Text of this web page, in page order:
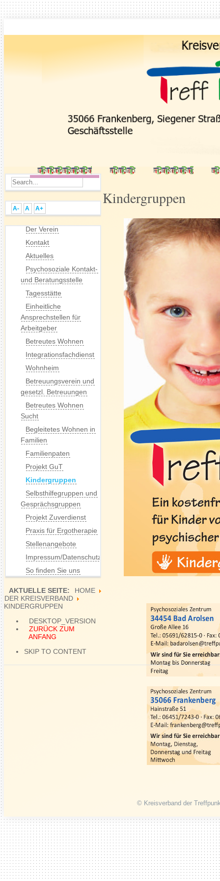
Der Kreisverband Korbach Frankenberg
Kindergruppen
A- A A+
Der Verein
Kontakt
Aktuelles
Psychosoziale Kontakt-
und Beratungsstelle
Tagesstätte
Einheitliche
Ansprechstellen für
Arbeitgeber
Betreutes Wohnen
Integrationsfachdienst
Wohnheim
Betreuungsverein und
gesetzl. Betreuungen
Betreutes Wohnen
Sucht
Begleitetes Wohnen in
Familien
Familienpaten
Projekt GuT
Kindergruppen
Selbsthilfegruppen und
Gesprächsgruppen
Projekt Zuverdienst
Praxis für Ergotherapie
Stellenangebote
Impressum/Datenschutz
So finden Sie uns
AKTUELLE SEITE:
HOME
DER KREISVERBAND
KINDERGRUPPEN
DESKTOP_VERSION
ZURÜCK ZUM
ANFANG
SKIP TO CONTENT
© Kreisverband der